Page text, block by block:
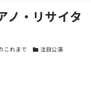
ノ・リサイタ
これまで カテゴリー
注目公演